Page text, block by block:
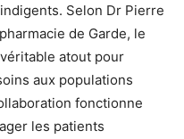
Selon Dr Pierre
de Garde, le
atout pour
aux populations
fonctionne
les patients